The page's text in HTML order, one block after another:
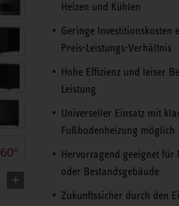
Heizen und Kühlen
Geringe
Preis-Leistungs-Verhältnis
Hohe Effizienz und leiser
Leistung
Universeller Einsatz mit
Fußbodenheizung möglich
Hervorragend geeignet
oder Bestandsgebäude
Zukunftssicher durch den